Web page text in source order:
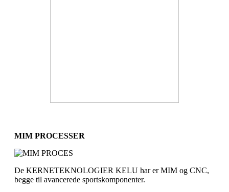
MIM PROCESSER
De KERNETEKNOLOGIER KELU har er MIM og CNC,
begge til avancerede sportskomponenter.